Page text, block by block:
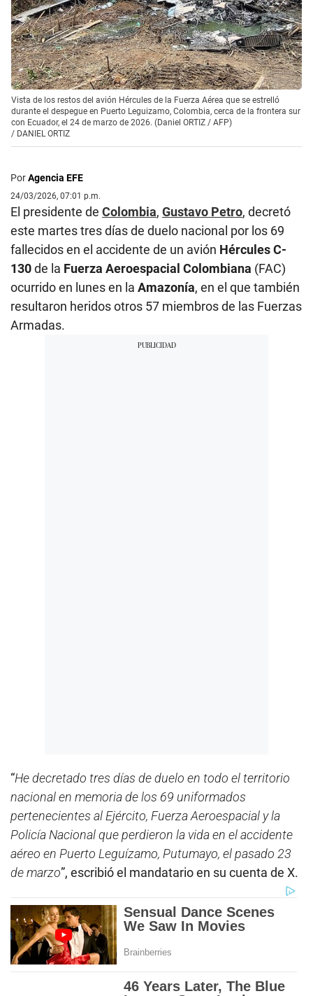
Vista de los restos del avión Hércules de la Fuerza Aérea que se estrelló
durante el despegue en Puerto Leguizamo, Colombia, cerca de la frontera sur
con Ecuador, el 24 de marzo de 2026. (Daniel ORTIZ / AFP)
/ DANIEL ORTIZ
PorAgencia EFE
24/03/2026, 07:01 p.m.
El presidente de Colombia, Gustavo Petro, decretó
este martes tres días de duelo nacional por los 69
fallecidos en el accidente de un avión Hércules C-
130de la Fuerza Aeroespacial Colombiana (FAC)
ocurrido en lunes en la Amazonía, en el que también
resultaron heridos otros 57 miembros de las Fuerzas
Armadas.
“He decretado tres días de duelo en todo el territorio
nacional en memoria de los 69 uniformados
pertenecientes al Ejército, Fuerza Aeroespacial y la
Policía Nacional que perdieron la vida en el accidente
aéreo en Puerto Leguízamo, Putumayo, el pasado 23
de marzo”, escribió el mandatario en su cuenta de X.